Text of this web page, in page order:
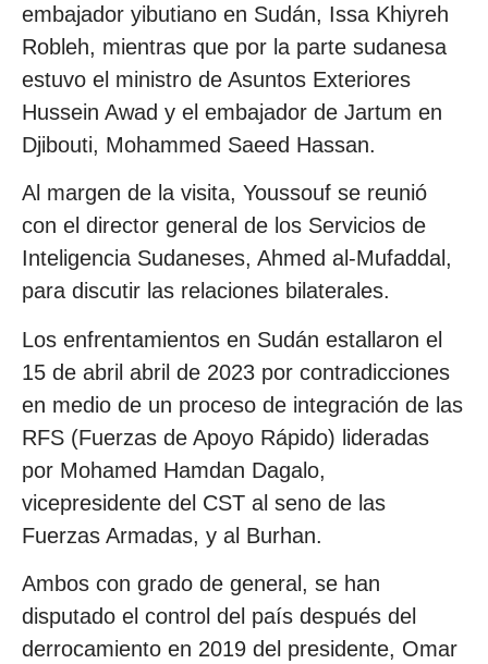
embajador yibutiano en Sudán, Issa Khiyreh
Robleh, mientras que por la parte sudanesa
estuvo el ministro de Asuntos Exteriores
Hussein Awad y el embajador de Jartum en
Djibouti, Mohammed Saeed Hassan.
Al margen de la visita, Youssouf se reunió
con el director general de los Servicios de
Inteligencia Sudaneses, Ahmed al-Mufaddal,
para discutir las relaciones bilaterales.
Los enfrentamientos en Sudán estallaron el
15 de abril abril de 2023 por contradicciones
en medio de un proceso de integración de las
RFS (Fuerzas de Apoyo Rápido) lideradas
por Mohamed Hamdan Dagalo,
vicepresidente del CST al seno de las
Fuerzas Armadas, y al Burhan.
Ambos con grado de general, se han
disputado el control del país después del
derrocamiento en 2019 del presidente, Omar